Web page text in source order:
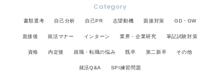
Category
書類選考 自己分析 自己PR 志望動機 面接対策 GD・GW
面接後 就活マナー インターン 業界・企業研究 筆記試験対策
資格 内定後 就職・転職の悩み 既卒 第二新卒 その他
就活Q&A SPI練習問題